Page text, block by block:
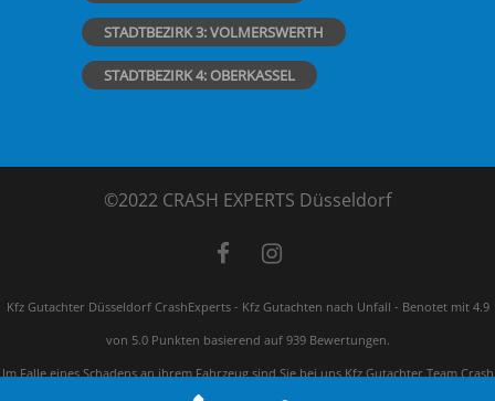
STADTBEZIRK 3: VOLMERSWERTH
STADTBEZIRK 4: OBERKASSEL
©2022 CRASH EXPERTS Düsseldorf
Kfz Gutachter Düsseldorf CrashExperts - Kfz Gutachten nach Unfall - Benotet mit 4.9
von 5.0 Punkten basierend auf 939Bewertungen.
Im Falle eines Schadens an ihrem Fahrzeug sind Sie bei uns Kfz Gutachter Team Crash